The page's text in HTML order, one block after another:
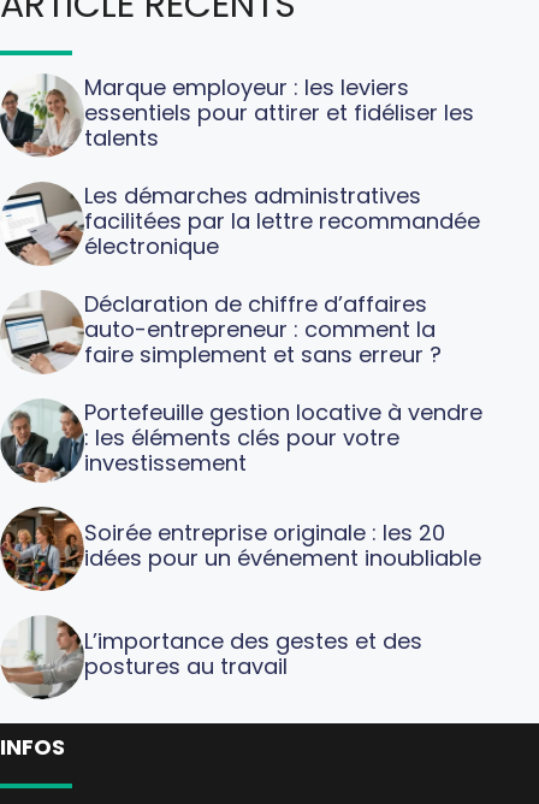
Marque employeur : les leviers
essentiels pour attirer et fidéliser les
talents
Les démarches administratives
facilitées par la lettre recommandée
électronique
Déclaration de chiffre d’affaires
auto-entrepreneur : comment la
faire simplement et sans erreur ?
Portefeuille gestion locative à vendre
: les éléments clés pour votre
investissement
Soirée entreprise originale : les 20
idées pour un événement inoubliable
L’importance des gestes et des
postures au travail
INFOS